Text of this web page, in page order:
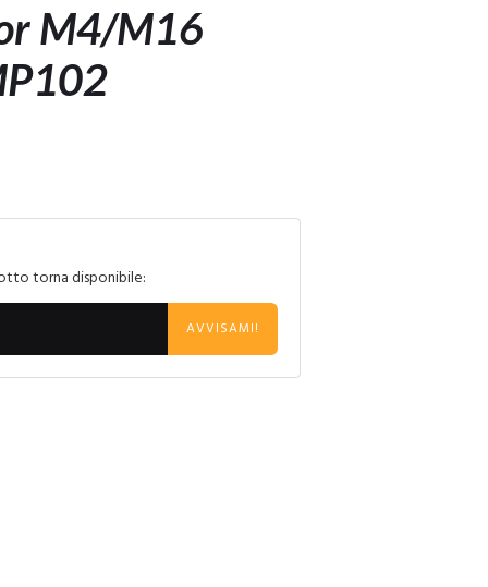
M4/M16
torna disponibile:
AVVISAMI!